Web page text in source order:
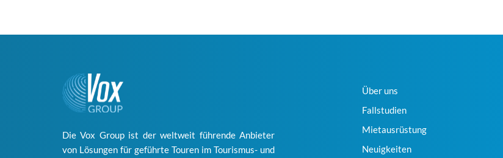
Die Vox Group ist der weltweit führende Anbieter
von Lösungen für geführte Touren im Tourismus- und
Über uns
Fallstudien
Mietausrüstung
Neuigkeiten